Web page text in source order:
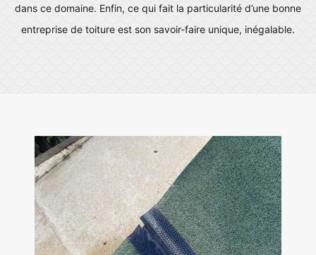
dans ce domaine. Enfin, ce qui fait la particularité d’une bonne
entreprise de toiture est son savoir-faire unique, inégalable.